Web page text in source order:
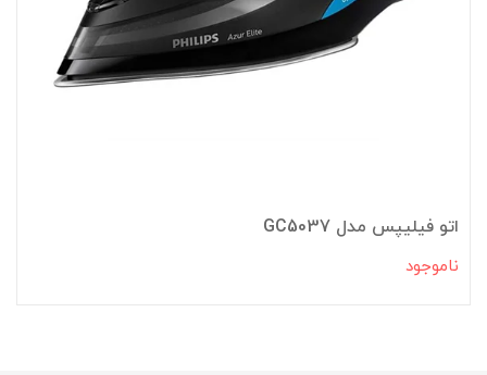
اتو فیلیپس مدل GC5037
ناموجود